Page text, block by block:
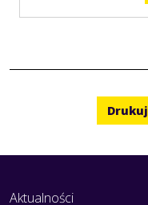
Drukuj
Aktualności